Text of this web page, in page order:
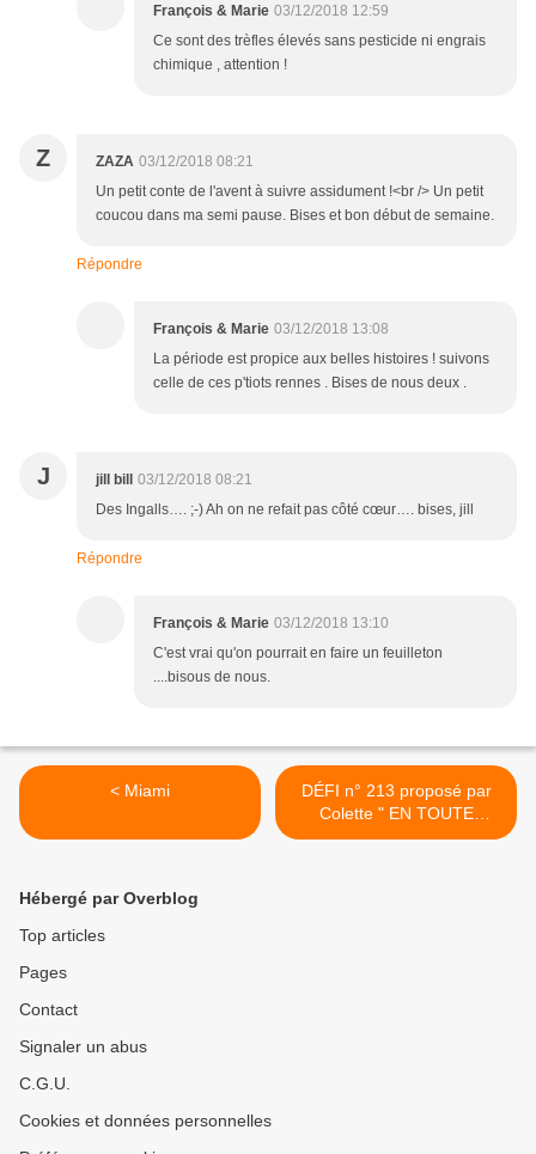
François & Marie 03/12/2018 12:59
Ce sont des trèfles élevés sans pesticide ni engrais
chimique , attention !
Z ZAZA 03/12/2018 08:21
Un petit conte de l'avent à suivre assidument !<br /> Un petit
coucou dans ma semi pause. Bises et bon début de semaine.
Répondre
François & Marie 03/12/2018 13:08
La période est propice aux belles histoires ! suivons
celle de ces p'tiots rennes . Bises de nous deux .
J jill bill
03/12/2018 08:21
Des Ingalls…. ;-) Ah on ne refait pas côté cœur…. bises, jill
Répondre
François & Marie 03/12/2018 13:10
C'est vrai qu'on pourrait en faire un feuilleton
....bisous de nous.
< Miami
DÉFI n° 213 proposé par
Colette " EN TOUTE
SIMPLICITÉ " pour Les
Hébergé par Overblog
Top articles
Pages
Contact
Signaler un abus
C.G.U.
Cookies et données personnelles